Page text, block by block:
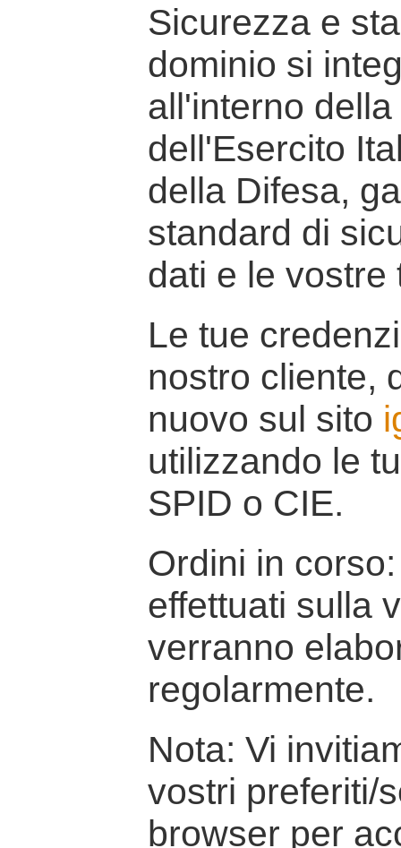
Sicurezza e
dominio si
all'interno
dell'Esercito
della Difesa,
standard di
dati e le vostre
Le tue
nostro cliente,
nuovo sul sito
utilizzando le
SPID o CIE.
Ordini in
effettuati sulla
verranno
regolarmente.
Nota: Vi
vostri preferiti/
browser per